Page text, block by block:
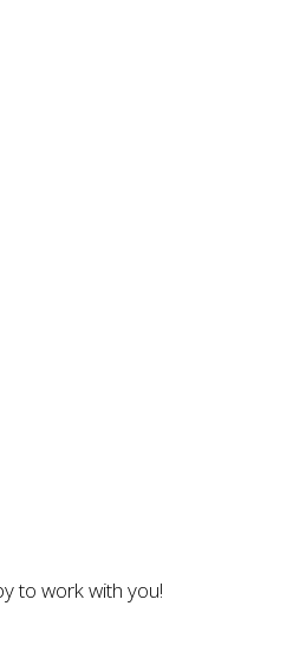
to work with you!